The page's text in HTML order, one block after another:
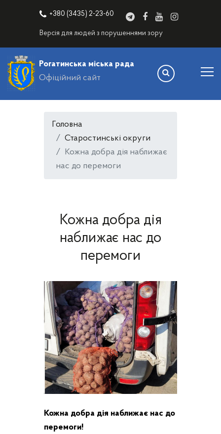
+380 (3435) 2-23-60
Версія для людей з порушеннями зору
Рогатинська міська рада
Офіційний сайт
Головна
Старостинські округи
Кожна добра дія наближає
нас до перемоги
Кожна добра дія
наближає нас до
перемоги
Кожна добра дія наближає нас до
перемоги!